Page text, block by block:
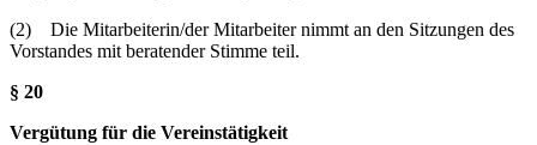
(2) Die Mitarbeiterin/der Mitarbeiter nimmt an den Sitzungen des
Vorstandes mit beratender Stimme teil.
§ 20
Vergütung für die Vereinstätigkeit